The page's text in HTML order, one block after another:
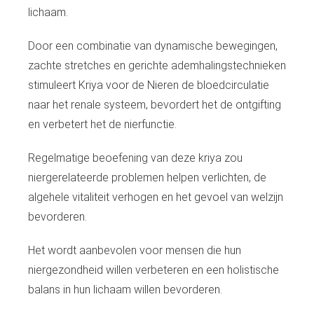
lichaam.
Door een combinatie van dynamische bewegingen,
zachte stretches en gerichte ademhalingstechnieken
stimuleert Kriya voor de Nieren de bloedcirculatie
naar het renale systeem, bevordert het de ontgifting
en verbetert het de nierfunctie.
Regelmatige beoefening van deze kriya zou
niergerelateerde problemen helpen verlichten, de
algehele vitaliteit verhogen en het gevoel van welzijn
bevorderen.
Het wordt aanbevolen voor mensen die hun
niergezondheid willen verbeteren en een holistische
balans in hun lichaam willen bevorderen.